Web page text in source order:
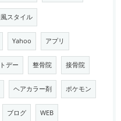
スタイル
Yahoo アプリ
デー 整骨院 接骨院
ヘアカラー剤 ポケモン
ブログ WEB